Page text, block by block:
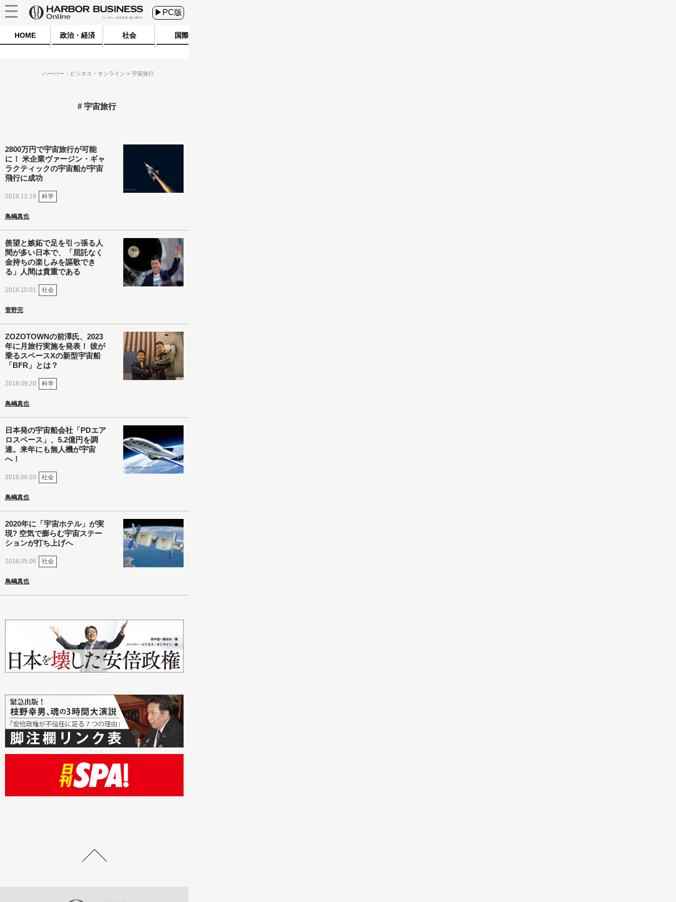
▶PC版
HOME 政治・経済 社会 国際
ハーバー・ビジネス・オンライン 宇宙旅行
宇宙旅行
2800万円で宇宙旅行が可能
に！ 米企業ヴァージン・ギャ
ラクティックの宇宙船が宇宙
飛行に成功
2018.12.19 科学
鳥嶋真也
羨望と嫉妬で足を引っ張る人
間が多い日本で、「屈託なく
金持ちの楽しみを謳歌でき
る」人間は貴重である
2018.10.01 社会
菅野完
ZOZOTOWNの前澤氏、2023
年に月旅行実施を発表！ 彼が
乗るスペースXの新型宇宙船
「BFR」とは？
2018.09.20 科学
鳥嶋真也
日本発の宇宙船会社「PDエア
ロスペース」、5.2億円を調
達。来年にも無人機が宇宙
へ！
2018.06.03 社会
鳥嶋真也
2020年に「宇宙ホテル」が実
現? 空気で膨らむ宇宙ステー
ションが打ち上げへ
2016.05.06 社会
鳥嶋真也